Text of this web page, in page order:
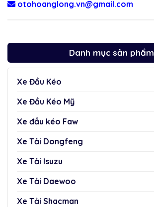
Danh mục sản phẩm
Xe Đầu Kéo
Xe Đầu Kéo Mỹ
Xe đầu kéo Faw
Xe Tải Dongfeng
Xe Tải Isuzu
Xe Tải Daewoo
Xe Tải Shacman
otohoanglong.vn@gmail.com